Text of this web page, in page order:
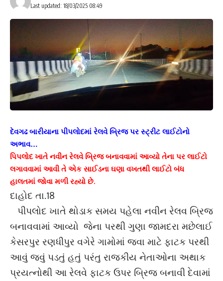
Last updated: 18/03/2025 08:49
દેવગઢ બારીયાના પીપલોદમાં રેલવે બ્રિજ પર સ્ટ્રીટ લાઈટોનો
અભાવ…
પિપલોદ ખાતે નવીન રેલવે બ્રિજ બનાવવામાં આવ્યો તેના પર લાઈટો
લગાવવામાં આવી તે એક સાઈડના ઘણા વખતથી લાઈટો બંધ
હાલતમાં જોવા મળી રહ્યો છે.
દાહોદ તા.18
પીપલોદ ખાતે થોડાક સમય પહેલા નવીન રેલવ બ્રિજ
બનાવવામાં આવ્યો જેના પરથી ગુણા જામદરા મછેલાઈ
કેસરપુર રણધીપુર વગેરે ગામોમાં જવા માટે ફાટક પરથી
આવું જવું પડતું હતું પરંતુ રાજકીય નેતાઓના અથાક
પ્રયત્નોથી આ રેલવે ફાટક ઉપર બ્રિજ બનાવી દેવામાં